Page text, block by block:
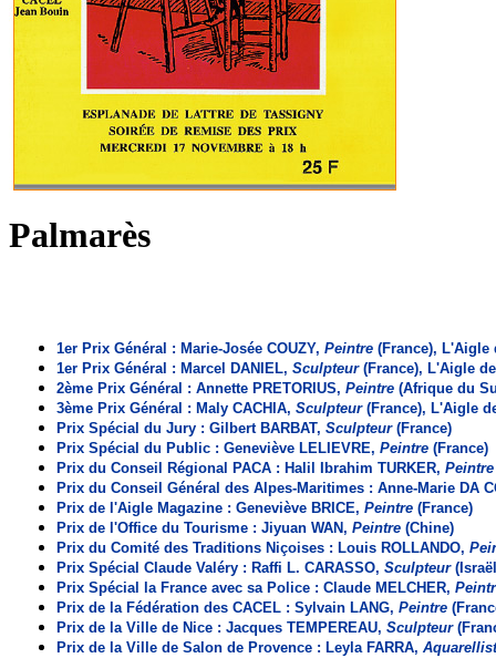
Palmarès
1er Prix Général : Marie-Josée COUZY, Peintre (France), L'Aigle
1er Prix Général : Marcel DANIEL, Sculpteur (France), L'Aigle
2ème Prix Général : Annette PRETORIUS, Peintre (Afrique du
3ème Prix Général : Maly CACHIA, Sculpteur (France), L'Aigle
Prix Spécial du Jury : Gilbert BARBAT, Sculpteur (France)
Prix Spécial du Public : Geneviève LELIEVRE, Peintre (France)
Prix du Conseil Régional PACA : Halil Ibrahim TURKER, Peintre
Prix du Conseil Général des Alpes-Maritimes : Anne-Marie DA
Prix de l'Aigle Magazine : Geneviève BRICE, Peintre (France)
Prix de l'Office du Tourisme : Jiyuan WAN, Peintre (Chine)
Prix du Comité des Traditions Niçoises : Louis ROLLANDO,
Prix Spécial Claude Valéry : Raffi L. CARASSO, Sculpteur
Prix Spécial la France avec sa Police : Claude MELCHER,
Prix de la Fédération des CACEL : Sylvain LANG, Peintre
Prix de la Ville de Nice : Jacques TEMPEREAU, Sculpteur
Prix de la Ville de Salon de Provence : Leyla FARRA,